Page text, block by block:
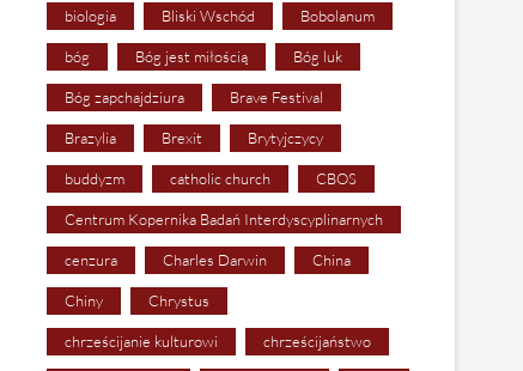
biologia Bliski Wschód Bobolanum
bóg Bóg jest miłością Bóg luk
Bóg zapchajdziura Brave Festival
Brazylia Brexit Brytyjczycy
buddyzm catholic church CBOS
Centrum Kopernika Badań Interdyscyplinarnych
cenzura Charles Darwin China
Chiny Chrystus
chrześcijanie kulturowi chrześcijaństwo